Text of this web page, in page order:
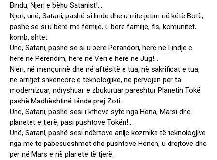
Bindu, Njeri e bëhu Satanist!…
Njeri, unë, Satani, pashë si linde dhe u rrite jetim në këtë Botë,
pashë se si u bëre me fëmijë, u bëre familje, fis, komunitet,
komb, shtet.
Unë, Satani, pashë se si u bëre Perandori, herë në Lindje e
herë në Perëndim, herë në Veri e herë në Jug!…
Njeri, në mençurinë dhe në aftësitë e tua, në sakrificat e tua,
në arritjet shkencore e teknologjike, në përvojën për ta
modernizuar, ndryshuar e zbukuruar pareshtur Planetin Tokë,
pashë Madhështinë tënde prej Zoti.
Unë, Satani, pashë sesi i ktheve sytë nga Hëna, Marsi dhe
planetet e tjerë, pasi pushtove Tokën!…
Unë, Satani, pashë sesi ndërtove anije kozmike të teknologjive
nga më të pabesueshmet dhe pushtove Hënën, u drejtove dhe
për në Mars e në planete të tjerë.